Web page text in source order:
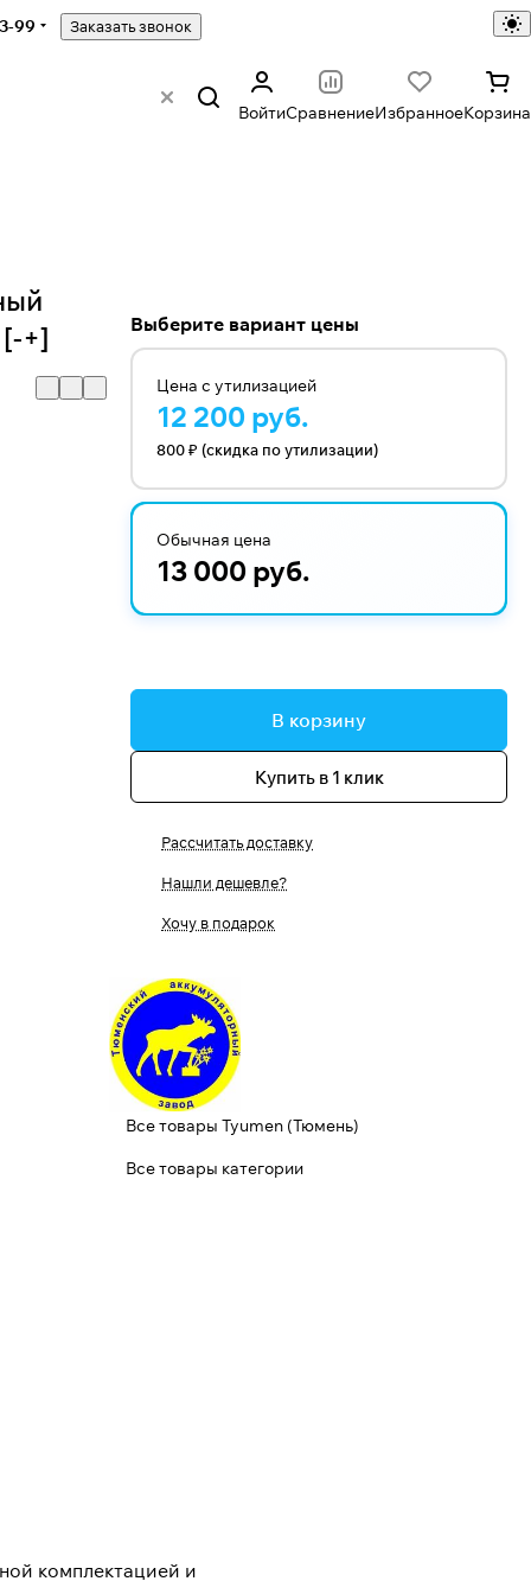
99 Заказать звонок
ВойтиСравнениеИзбранноеКорзина
+]
Выберите вариант цены
Цена с утилизацией
12 200 руб.
800 ₽ (скидка по утилизации)
Обычная цена
13 000 руб.
В корзину
Купить в 1 клик
Рассчитать доставку
Нашли дешевле?
Хочу в подарок
Все товары Tyumen (Тюмень)
Все товары категории
комплектацией и